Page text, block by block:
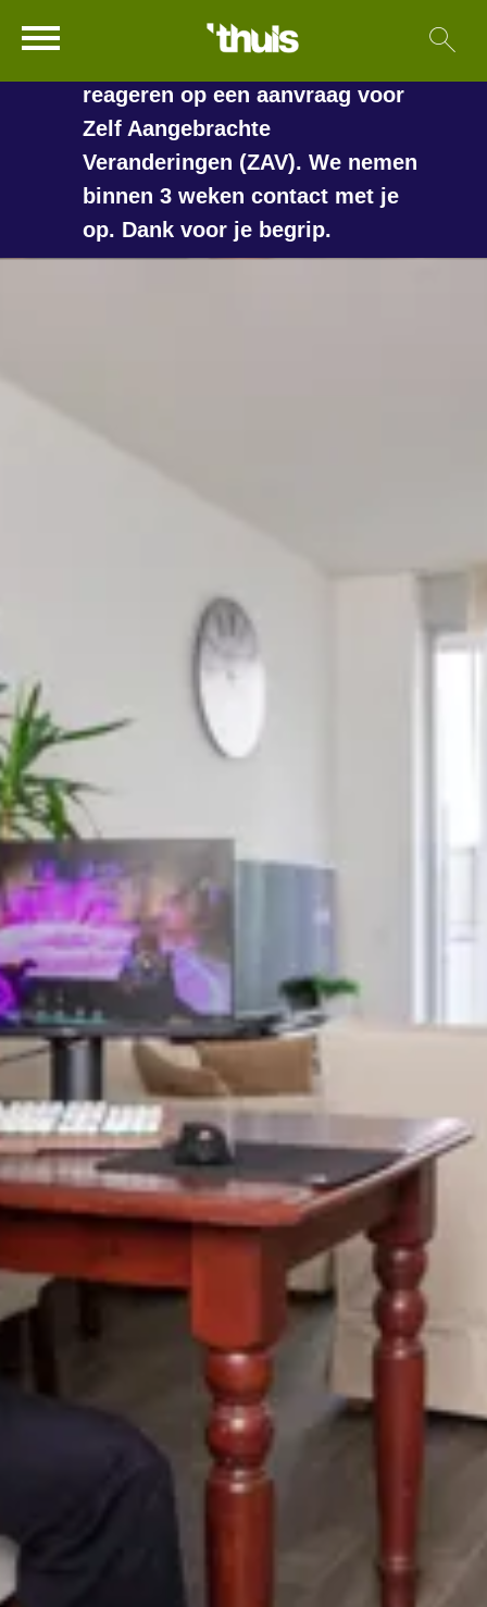
Naar hoofdinhoud
Naar hoofdnavigatiemenu
Naar zoeken
Naar de homepage
Ga naar Hoofd
langer duren voordat we
reageren op een aanvraag voor
Zelf Aangebrachte
Veranderingen (ZAV). We nemen
binnen 3 weken contact met je
op. Dank voor je begrip.